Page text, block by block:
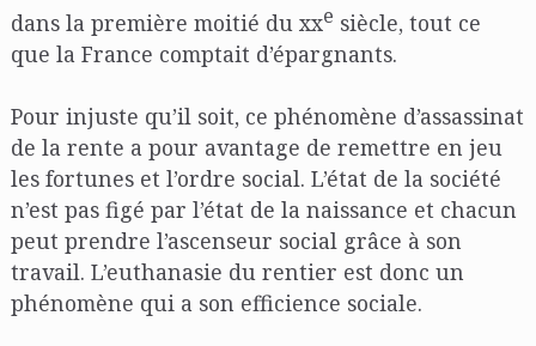
dans la première moitié du xxe siècle, tout ce
que la France comptait d’épargnants.
Pour injuste qu’il soit, ce phénomène d’assassinat
de la rente a pour avantage de remettre en jeu
les fortunes et l’ordre social. L’état de la société
n’est pas figé par l’état de la naissance et chacun
peut prendre l’ascenseur social grâce à son
travail. L’euthanasie du rentier est donc un
phénomène qui a son efficience sociale.